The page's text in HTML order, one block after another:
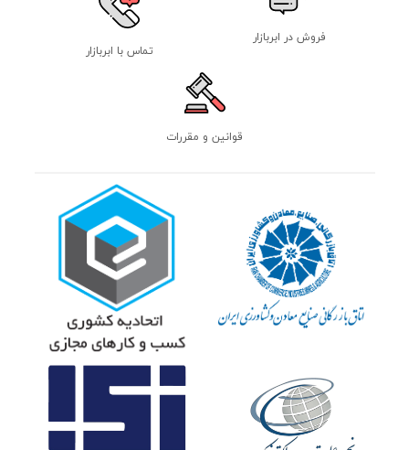
فروش در ابربازار
تماس با ابربازار
قوانین و مقررات